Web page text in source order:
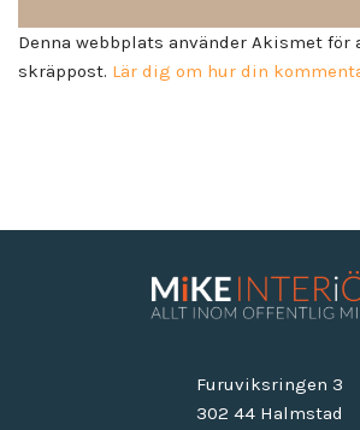
Denna webbplats använder Akismet för
skräppost. Lär dig om hur din
Furuviksringen 3
302 44 Halmstad